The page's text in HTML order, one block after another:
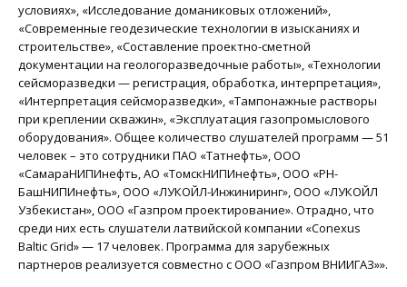
условиях», «Исследование доманиковых отложений»,
«Современные геодезические технологии в изысканиях и
строительстве», «Составление проектно-сметной
документации на геологоразведочные работы», «Технологии
сейсморазведки — регистрация, обработка, интерпретация»,
«Интерпретация сейсморазведки», «Тампонажные растворы
при креплении скважин», «Эксплуатация газопромыслового
оборудования». Общее количество слушателей программ — 51
человек – это сотрудники ПАО «Татнефть», ООО
«СамараНИПИнефть, АО «ТомскНИПИнефть», ООО «РН-
БашНИПИнефть», ООО «ЛУКОЙЛ-Инжиниринг», ООО «ЛУКОЙЛ
Узбекистан», ООО «Газпром проектирование». Отрадно, что
среди них есть слушатели латвийской компании «Conexus
Baltic Grid» — 17 человек. Программа для зарубежных
партнеров реализуется совместно с ООО «Газпром ВНИИГАЗ»».